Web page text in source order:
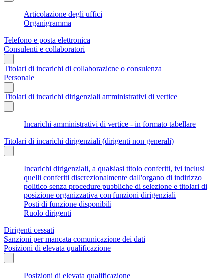
Articolazione degli uffici
Organigramma
Telefono e posta elettronica
Consulenti e collaboratori
Titolari di incarichi di collaborazione o consulenza
Personale
Titolari di incarichi dirigenziali amministrativi di vertice
Incarichi amministrativi di vertice - in formato tabellare
Titolari di incarichi dirigenziali (dirigenti non generali)
Incarichi dirigenziali, a qualsiasi titolo conferiti, ivi inclusi
quelli conferiti discrezionalmente dall'organo di indirizzo
politico senza procedure pubbliche di selezione e titolari di
posizione organizzativa con funzioni dirigenziali
Posti di funzione disponibili
Ruolo dirigenti
Dirigenti cessati
Sanzioni per mancata comunicazione dei dati
Posizioni di elevata qualificazione
Posizioni di elevata qualificazione